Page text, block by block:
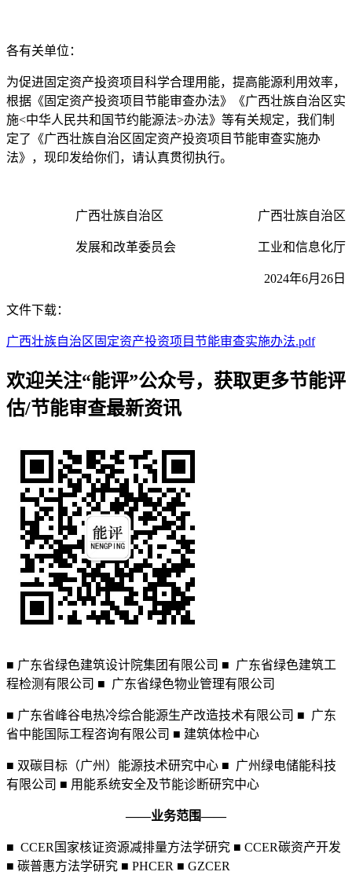
各有关单位：
为促进固定资产投资项目科学合理用能，提高能源利用效率，
根据《固定资产投资项目节能审查办法》《广西壮族自治区实
施<中华人民共和国节约能源法>办法》等有关规定，我们制
定了《广西壮族自治区固定资产投资项目节能审查实施办
法》，现印发给你们，请认真贯彻执行。
广西壮族自治区 广西壮族自治区
发展和改革委员会 工业和信息化厅
2024年6月26日
文件下载：
广西壮族自治区固定资产投资项目节能审查实施办法.pdf
欢迎关注“能评”公众号，获取更多节能评
估/节能审查最新资讯
■ 广东省绿色建筑设计院集团有限公司 ■ 广东省绿色建筑工
程检测有限公司 ■ 广东省绿色物业管理有限公司
■ 广东省峰谷电热冷综合能源生产改造技术有限公司 ■ 广东
省中能国际工程咨询有限公司 ■ 建筑体检中心
■ 双碳目标（广州）能源技术研究中心 ■ 广州绿电储能科技
有限公司 ■ 用能系统安全及节能诊断研究中心
——业务范围——
■ CCER国家核证资源减排量方法学研究 ■ CCER碳资产开发
■ 碳普惠方法学研究 ■ PHCER ■ GZCER